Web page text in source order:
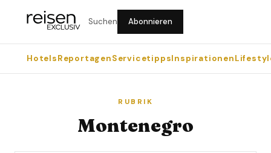
Suchen Abonnieren
HotelsReportagenServicetippsInspirationen
RUBRIK
Montenegro